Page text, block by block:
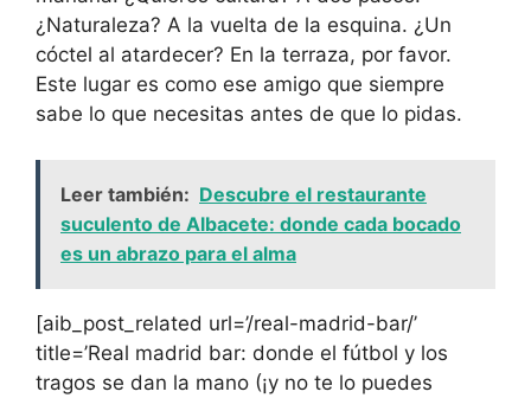
¿Naturaleza? A la vuelta de la esquina. ¿Un
cóctel al atardecer? En la terraza, por favor.
Este lugar es como ese amigo que siempre
sabe lo que necesitas antes de que lo pidas.
Leer también: Descubre el restaurante
suculento de Albacete: donde cada bocado
es un abrazo para el alma
[aib_post_related url=’/real-madrid-bar/’
title=’Real madrid bar: donde el fútbol y los
tragos se dan la mano (¡y no te lo puedes